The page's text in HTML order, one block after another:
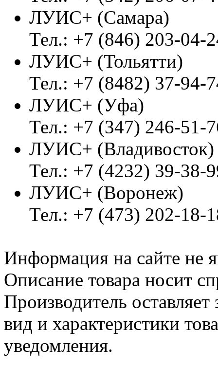
ЛУИС+ (Самара)
Тел.: +7 (846) 203-04-
ЛУИС+ (Тольятти)
Тел.: +7 (8482) 37-94-
ЛУИС+ (Уфа)
Тел.: +7 (347) 246-51-
ЛУИС+
Тел.: +7 (4232) 39-38-
ЛУИС+ (Воронеж)
Тел.: +7 (473) 202-18-
Информация на сайте не
Описание товара носит
Производитель
вид и характеристики
уведомления.